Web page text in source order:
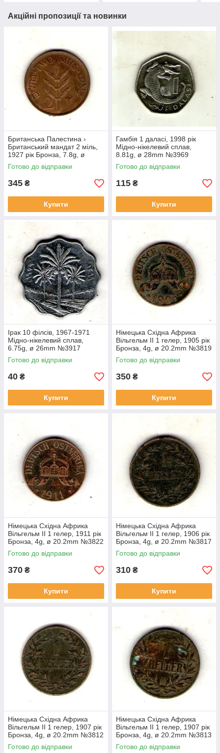
Акційні пропозиції та новинки
Британська Палестина ›
Британський мандат 2 міль,
1927 рік Бронза, 7.8g, ø
28mm №1852
Готово до відправки
345 ₴
Купити
Гамбія 1 даласі, 1998 рік
Мідно-нікелевий сплав,
8.81g, ø 28mm №3969
Готово до відправки
115 ₴
Купити
Ірак 10 філсів, 1967-1971
Мідно-нікелевий сплав,
6.75g, ø 26mm №3917
Готово до відправки
40 ₴
Купити
Німецька Східна Африка
Вільгельм II 1 гелер, 1905 рік
Бронза, 4g, ø 20.2mm №3819
Готово до відправки
350 ₴
Купити
Німецька Східна Африка
Вільгельм II 1 гелер, 1911 рік
Бронза, 4g, ø 20.2mm №3822
Готово до відправки
370 ₴
Купити
Німецька Східна Африка
Вільгельм II 1 гелер, 1906 рік
Бронза, 4g, ø 20.2mm №3817
Готово до відправки
310 ₴
Купити
Німецька Східна Африка
Вільгельм II 1 гелер, 1907 рік
Бронза, 4g, ø 20.2mm №3812
Готово до відправки
Німецька Східна Африка
Вільгельм II 1 гелер, 1907 рік
Бронза, 4g, ø 20.2mm №3813
Готово до відправки